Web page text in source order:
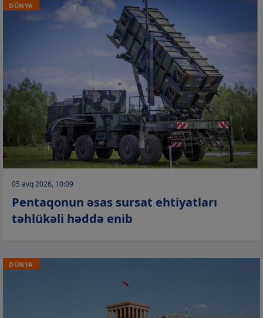
DÜNYA
05 avq 2026, 10:09
Pentaqonun əsas sursat ehtiyatları
təhlükəli həddə enib
DÜNYA